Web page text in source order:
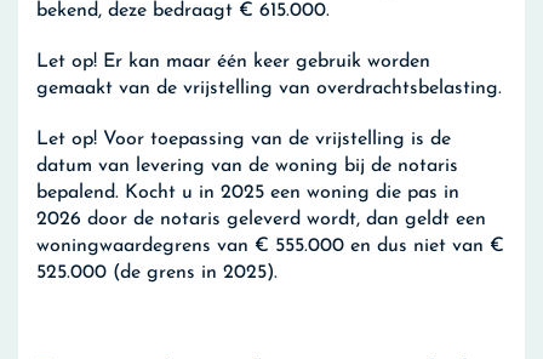
bekend, deze bedraagt € 615.000.
Let op! Er kan maar één keer gebruik worden
gemaakt van de vrijstelling van overdrachtsbelasting.
Let op! Voor toepassing van de vrijstelling is de
datum van levering van de woning bij de notaris
bepalend. Kocht u in 2025 een woning die pas in
2026 door de notaris geleverd wordt, dan geldt een
woningwaardegrens van € 555.000 en dus niet van €
525.000 (de grens in 2025).